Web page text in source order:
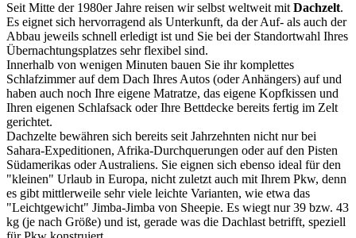
Seit Mitte der 1980er Jahre reisen wir selbst weltweit mit Dachzelt.
Es eignet sich hervorragend als Unterkunft, da der Auf- als auch der
Abbau jeweils schnell erledigt ist und Sie bei der Standortwahl Ihres
Übernachtungsplatzes sehr flexibel sind.
Innerhalb von wenigen Minuten bauen Sie ihr komplettes
Schlafzimmer auf dem Dach Ihres Autos (oder Anhängers) auf und
haben auch noch Ihre eigene Matratze, das eigene Kopfkissen und
Ihren eigenen Schlafsack oder Ihre Bettdecke bereits fertig im Zelt
gerichtet.
Dachzelte bewähren sich bereits seit Jahrzehnten nicht nur bei
Sahara-Expeditionen, Afrika-Durchquerungen oder auf den Pisten
Südamerikas oder Australiens. Sie eignen sich ebenso ideal für den
"kleinen" Urlaub in Europa, nicht zuletzt auch mit Ihrem Pkw, denn
es gibt mittlerweile sehr viele leichte Varianten, wie etwa das
"Leichtgewicht" Jimba-Jimba von Sheepie. Es wiegt nur 39 bzw. 43
kg (je nach Größe) und ist, gerade was die Dachlast betrifft, speziell